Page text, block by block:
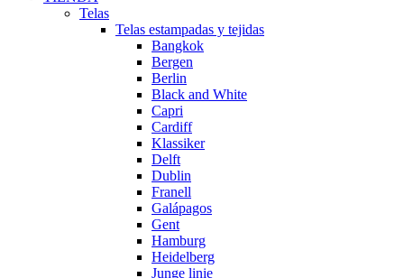
Telas
Telas estampadas y tejidas
Bangkok
Bergen
Berlin
Black and White
Capri
Cardiff
Klassiker
Delft
Dublin
Franell
Galápagos
Gent
Hamburg
Heidelberg
Junge linie